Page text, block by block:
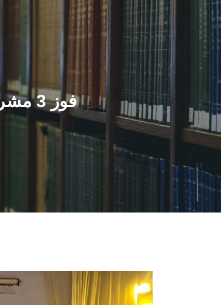
Pharm D Clinical Pharmacy فوز 3 مشروعات تخرج لطلاب برنامج